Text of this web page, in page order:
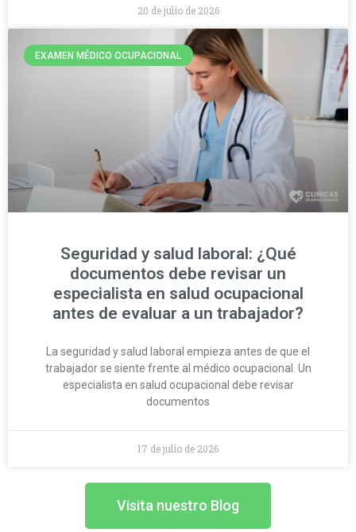
20 de julio de 2026
EXAMEN MÉDICO OCUPACIONAL
Seguridad y salud laboral: ¿Qué
documentos debe revisar un
especialista en salud ocupacional
antes de evaluar a un trabajador?
La seguridad y salud laboral empieza antes de que el
trabajador se siente frente al médico ocupacional. Un
especialista en salud ocupacional debe revisar
documentos
17 de julio de 2026
Visita nuestro Blog